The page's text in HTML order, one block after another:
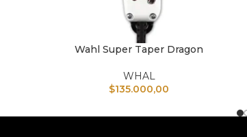
AÑADIR AL CARRITO
Wahl Super Taper Dragon
WHAL
$135.000,00